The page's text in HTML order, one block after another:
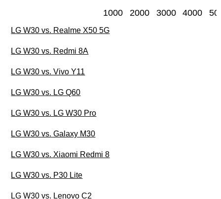
1000 2000 3000 4000
LG W30 vs. Realme X50 5G
LG W30 vs. Redmi 8A
LG W30 vs. Vivo Y11
LG W30 vs. LG Q60
LG W30 vs. LG W30 Pro
LG W30 vs. Galaxy M30
LG W30 vs. Xiaomi Redmi 8
LG W30 vs. P30 Lite
LG W30 vs. Lenovo C2